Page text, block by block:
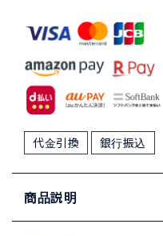
代金引換 銀行振込
商品説明